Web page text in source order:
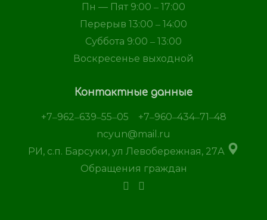
Пн — Пят 9:00 ‒ 17:00
Перерыв 13:00 ‒ 14:00
Суббота 9:00 ‒ 13:00
Воскресенье выходной
Контактные данные
+7‒962‒639‒55‒05
+7‒960‒434‒71‒48
ncyun@mail.ru
РИ, с.п. Барсуки, ул Левобережная, 27А
Обращения граждан